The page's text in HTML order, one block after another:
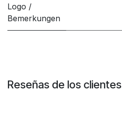
Logo /
Bemerkungen
Reseñas de los clientes